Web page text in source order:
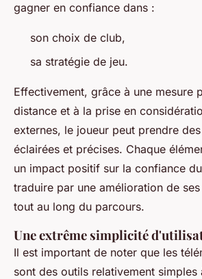
gagner en confiance dans :
son choix de club,
sa stratégie de jeu.
Effectivement, grâce à une mesure
distance et à la prise en
externes, le joueur peut prendre
éclairées et précises. Chaque
un impact positif sur la confiance
traduire par une amélioration de
tout au long du parcours.
Une extrême simplicité
Il est important de noter que les
sont des outils relativement simples